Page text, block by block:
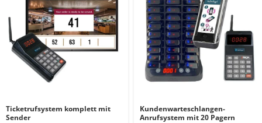
Ticketrufsystem komplett mit
Sender
Kundenwarteschlangen-
Anrufsystem mit 20 Pagern